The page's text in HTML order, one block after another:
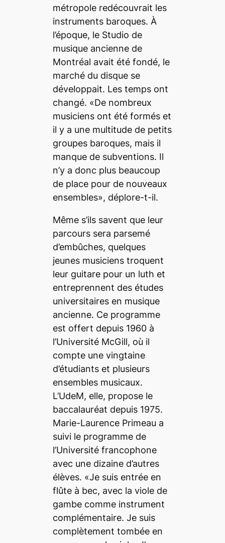
métropole redécouvrait les
instruments baroques. À
l’époque, le Studio de
musique ancienne de
Montréal avait été fondé, le
marché du disque se
développait. Les temps ont
changé. «De nombreux
musiciens ont été formés et
il y a une multitude de petits
groupes baroques, mais il
manque de subventions. Il
n’y a donc plus beaucoup
de place pour de nouveaux
ensembles», déplore-t-il.
Même s’ils savent que leur
parcours sera parsemé
d’embûches, quelques
jeunes musiciens troquent
leur guitare pour un luth et
entreprennent des études
universitaires en musique
ancienne. Ce programme
est offert depuis 1960 à
l’Université McGill, où il
compte une vingtaine
d’étudiants et plusieurs
ensembles musicaux.
L’UdeM, elle, propose le
baccalauréat depuis 1975.
Marie-Laurence Primeau a
suivi le programme de
l’Université francophone
avec une dizaine d’autres
élèves. «Je suis entrée en
flûte à bec, avec la viole de
gambe comme instrument
complémentaire. Je suis
complètement tombée en